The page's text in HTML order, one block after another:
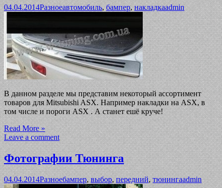
04.04.2014Разноеавтомобиль, бампер,накладкаadmin
В данном разделе мы представим некоторый ассортимент
товаров для Mitsubishi ASX. Например накладки на ASX, в
том числе и пороги ASX . А станет ешё круче!
Read More »
Leave a comment
Фотографии Тюнинга
04.04.2014Разноебампер,выбор, передний,тюнингаadmin